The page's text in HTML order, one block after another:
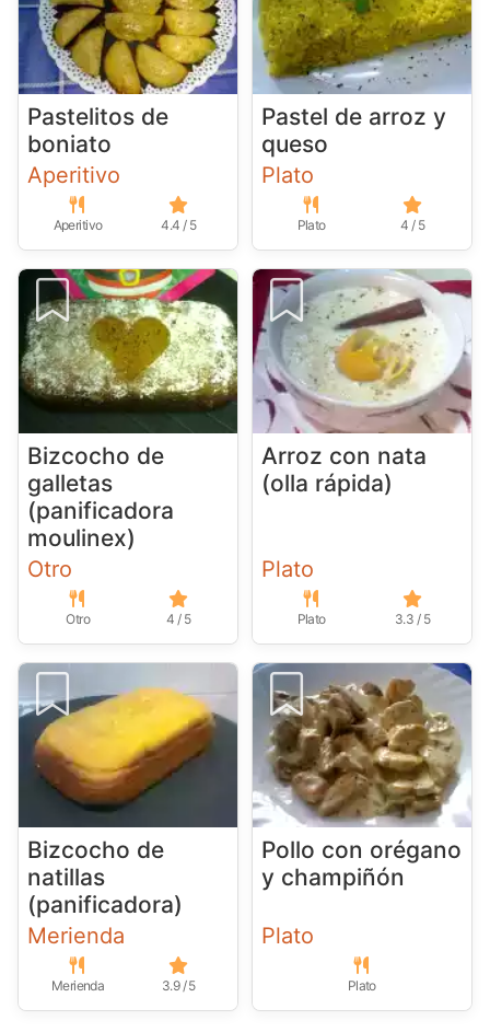
Pastelitos de
boniato
Aperitivo
Aperitivo 4.4 / 5
Pastel de arroz y
queso
Plato
Plato 4 / 5
Bizcocho de
galletas
(panificadora
moulinex)
Otro
Otro 4 / 5
Arroz con nata
(olla rápida)
Plato
Plato 3.3 / 5
Bizcocho de
natillas
(panificadora)
Merienda
Merienda 3.9 / 5
Pollo con orégano
y champiñón
Plato
Plato